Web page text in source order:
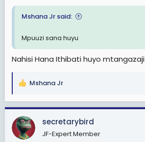
Mshana Jr said:
Mpuuzi sana huyu
Nahisi Hana Ithibati huyo mtangazaji
R
a
c
t
i
Mshana Jr
secretarybird
JF-Expert Member